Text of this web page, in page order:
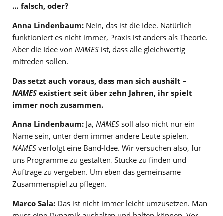
… falsch, oder?
Anna Lindenbaum: Nein, das ist die Idee. Natürlich
funktioniert es nicht immer, Praxis ist anders als Theorie.
Aber die Idee von NAMES ist, dass alle gleichwertig
mitreden sollen.
Das setzt auch voraus, dass man sich aushält –
NAMES existiert seit über zehn Jahren, ihr spielt
immer noch zusammen.
Anna Lindenbaum: Ja, NAMES soll also nicht nur ein
Name sein, unter dem immer andere Leute spielen.
NAMES verfolgt eine Band-Idee. Wir versuchen also, für
uns Programme zu gestalten, Stücke zu finden und
Aufträge zu vergeben. Um eben das gemeinsame
Zusammenspiel zu pflegen.
Marco Sala: Das ist nicht immer leicht umzusetzen. Man